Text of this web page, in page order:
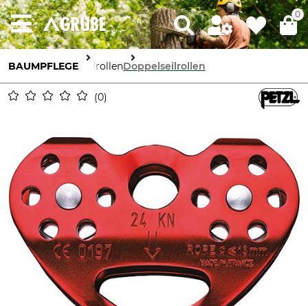
0
BAUMPFLEGE SeilrollenDoppelseilrollen
0